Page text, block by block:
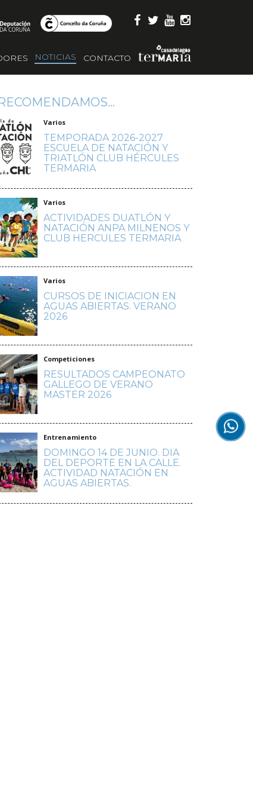
NOTICIAS CONTACTO
Varios
TEMPORADA 2026-2027
ESCUELA DE NATACIÓN Y
TRIATLÓN CLUB HÉRCULES
TERMARIA
Varios
ACTIVIDADES DUATLÓN Y
NATACIÓN ANPA MILNENOS Y
CLUB HERCULES TERMARIA
Varios
CURSOS DE INICIACION EN
AGUAS ABIERTAS. VERANO
2026
Competiciones
RESULTADOS CAMPEONATO
GALLEGO DE VERANO
MASTER 2026
Entrenamiento
DOMINGO 14 DE JUNIO. DIA
DEL DEPORTE EN LA CALLE.
ACTIVIDAD NATACIÓN EN
AGUAS ABIERTAS.